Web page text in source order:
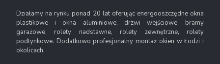
Działamy na rynku ponad 20 lat oferując energooszczędne okna
plastikowe i okna aluminiowe, drzwi wejściowe, bramy
garażowe, rolety nadstawne, rolety zewnętrzne, rolety
podtynkowe. Dodatkowo profesjonalny montaż okien w Łodzi i
okolicach.